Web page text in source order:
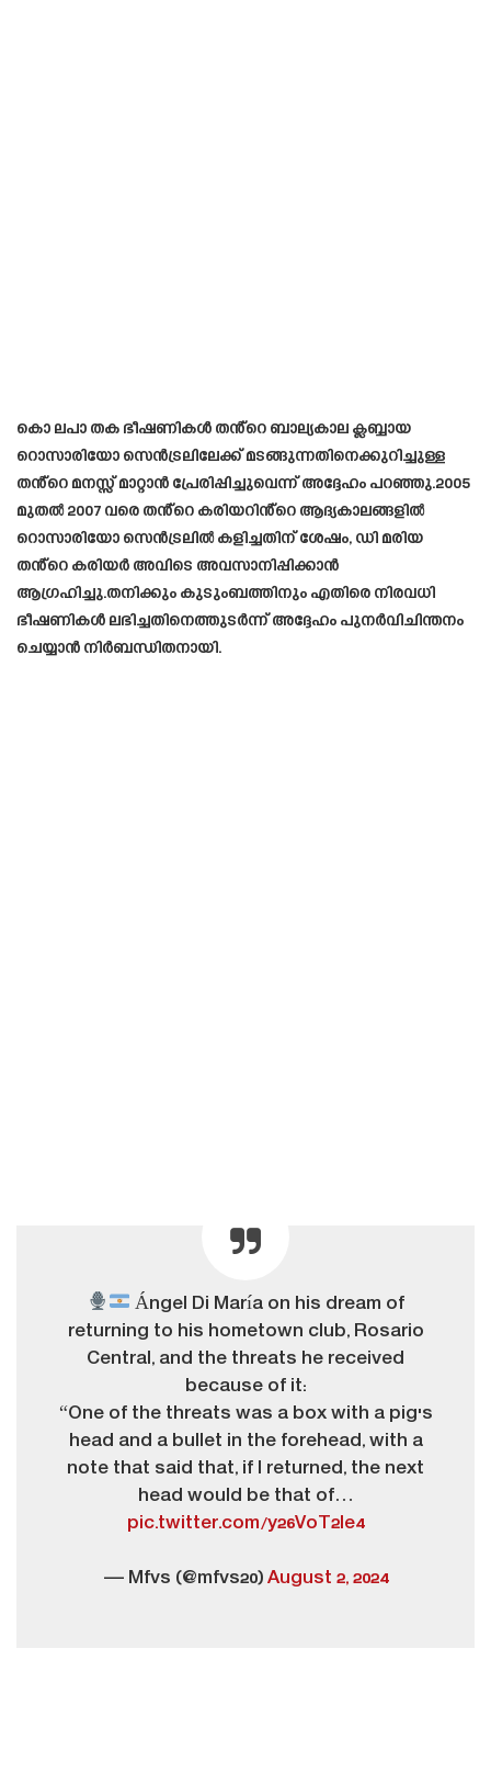
കൊ ലപാ തക ഭീഷണികൾ തൻ്റെ ബാല്യകാല ക്ലബ്ബായ
റൊസാരിയോ സെൻട്രലിലേക്ക് മടങ്ങുന്നതിനെക്കുറിച്ചുള്ള
തൻ്റെ മനസ്സ് മാറ്റാൻ പ്രേരിപ്പിച്ചുവെന്ന് അദ്ദേഹം പറഞ്ഞു.2005
മുതൽ 2007 വരെ തൻ്റെ കരിയറിൻ്റെ ആദ്യകാലങ്ങളിൽ
റൊസാരിയോ സെൻട്രലിൽ കളിച്ചതിന് ശേഷം, ഡി മരിയ
തൻ്റെ കരിയർ അവിടെ അവസാനിപ്പിക്കാൻ
ആഗ്രഹിച്ചു.തനിക്കും കുടുംബത്തിനും എതിരെ നിരവധി
ഭീഷണികൾ ലഭിച്ചതിനെത്തുടർന്ന് അദ്ദേഹം പുനർവിചിന്തനം
ചെയ്യാൻ നിർബന്ധിതനായി.
Ángel Di María on his dream of
returning to his hometown club, Rosario
Central, and the threats he received
because of it:
“One of the threats was a box with a pig's
head and a bullet in the forehead, with a
note that said that, if I returned, the next
head would be that of…
pic.twitter.com/y26VoT2le4
— Mfvs (@mfvs20) August 2, 2024